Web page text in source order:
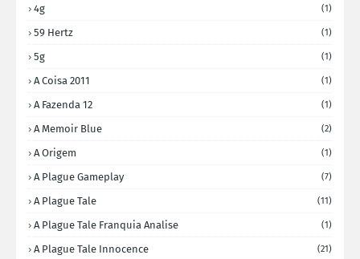
4g (1)
59 Hertz (1)
5g (1)
A Coisa 2011 (1)
A Fazenda 12 (1)
A Memoir Blue (2)
A Origem (1)
A Plague Gameplay (7)
A Plague Tale (11)
A Plague Tale Franquia Analise (1)
A Plague Tale Innocence (21)